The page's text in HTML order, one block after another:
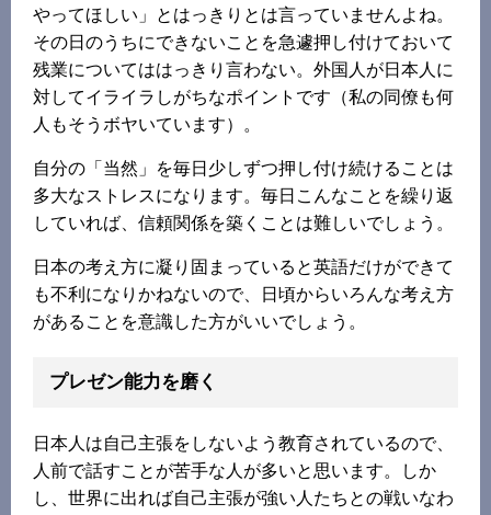
やってほしい」とはっきりとは言っていませんよね。
その日のうちにできないことを急遽押し付けておいて
残業についてははっきり言わない。外国人が日本人に
対してイライラしがちなポイントです（私の同僚も何
人もそうボヤいています）。
自分の「当然」を毎日少しずつ押し付け続けることは
多大なストレスになります。毎日こんなことを繰り返
していれば、信頼関係を築くことは難しいでしょう。
日本の考え方に凝り固まっていると英語だけができて
も不利になりかねないので、日頃からいろんな考え方
があることを意識した方がいいでしょう。
プレゼン能力を磨く
日本人は自己主張をしないよう教育されているので、
人前で話すことが苦手な人が多いと思います。しか
し、世界に出れば自己主張が強い人たちとの戦いなわ